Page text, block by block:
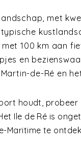
met
100 km aan
en
de-Ré en
houdt, probeer
Ile de Ré is
Maritime te